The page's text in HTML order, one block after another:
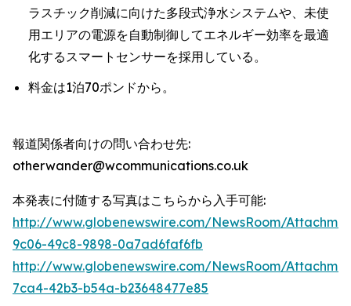
ラスチック削減に向けた多段式浄水システムや、未使
用エリアの電源を自動制御してエネルギー効率を最適
化するスマートセンサーを採用している。
料金は1泊70ポンドから。
報道関係者向けの問い合わせ先:
otherwander@wcommunications.co.uk
本発表に付随する写真はこちらから入手可能:
http://www.globenewswire.com/NewsRoom/
9c06-49c8-9898-0a7ad6faf6fb
http://www.globenewswire.com/NewsRoom/
7ca4-42b3-b54a-b23648477e85